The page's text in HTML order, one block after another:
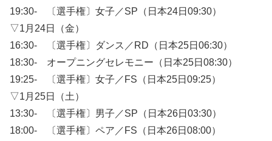
19:30- 〔選手権〕女子／SP（日本24日09:30）
▽1月24日（金）
16:30- 〔選手権〕ダンス／RD（日本25日06:30）
18:30- オープニングセレモニー（日本25日08:30）
19:25- 〔選手権〕女子／FS（日本25日09:25）
▽1月25日（土）
13:30- 〔選手権〕男子／SP（日本26日03:30）
18:00- 〔選手権〕ペア／FS（日本26日08:00）